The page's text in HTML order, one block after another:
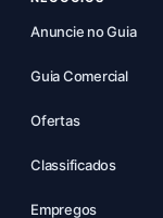
Anuncie no Guia
Guia Comercial
Ofertas
Classificados
Empregos